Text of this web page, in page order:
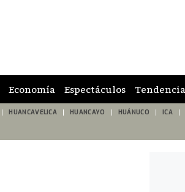
Economía Espectáculos Tendencia
HUANCAVELICA HUANCAYO HUÁNUCO ICA